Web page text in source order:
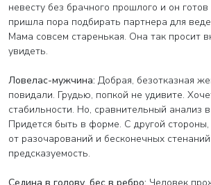
невесту без брачного прошлого и он
пришла пора подбирать партнера для
Мама совсем старенькая. Она так просит
увидеть.
Ловелас-мужчина: Добрая, безотказная
повидали. Грудью, попкой не удивите.
стабильности. Но, сравнительный анализ
Придется быть в форме. С другой
от разочарований и бесконечных
предсказуемость.